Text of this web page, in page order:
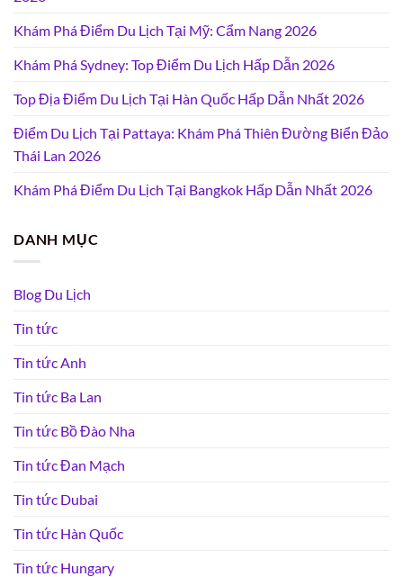
Khám Phá Điểm Du Lịch Tại Mỹ: Cẩm Nang 2026
Khám Phá Sydney: Top Điểm Du Lịch Hấp Dẫn 2026
Top Địa Điểm Du Lịch Tại Hàn Quốc Hấp Dẫn Nhất 2026
Điểm Du Lịch Tại Pattaya: Khám Phá Thiên Đường Biển Đảo
Thái Lan 2026
Khám Phá Điểm Du Lịch Tại Bangkok Hấp Dẫn Nhất 2026
DANH MỤC
Blog Du Lịch
Tin tức
Tin tức Anh
Tin tức Ba Lan
Tin tức Bồ Đào Nha
Tin tức Đan Mạch
Tin tức Dubai
Tin tức Hàn Quốc
Tin tức Hungary